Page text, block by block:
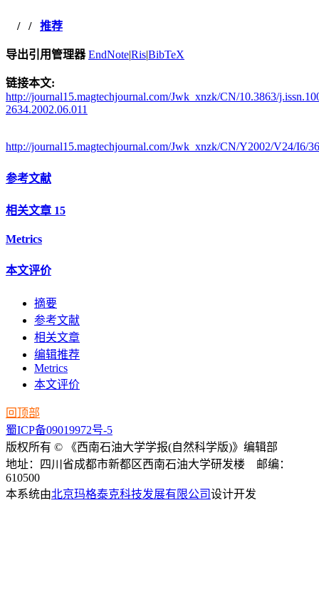
/ / 推荐
导出引用管理器 EndNote|Ris|BibTeX
链接本文:
http://journal15.magtechjournal.com/Jwk_xnzk/CN/10.3863/
2634.2002.06.011
http://journal15.magtechjournal.com/Jwk_xnzk/CN/Y2002/V24/I6/36
参考文献
相关文章 15
Metrics
本文评价
摘要
参考文献
相关文章
编辑推荐
Metrics
本文评价
回顶部
蜀ICP备09019972号-5
版权所有 © 《西南石油大学学报(自然科学版)》编辑部
地址：四川省成都市新都区西南石油大学研发楼 邮编：
610500
本系统由北京玛格泰克科技发展有限公司设计开发